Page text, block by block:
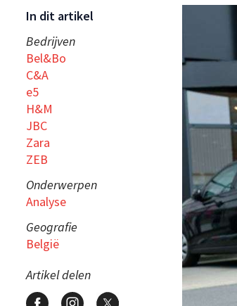
In dit artikel
Bedrijven
Bel&Bo
C&A
e5
H&M
JBC
Zara
ZEB
Onderwerpen
Analyse
Geografie
België
Artikel delen